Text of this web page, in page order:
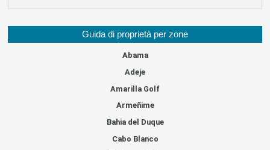
Guida di proprietà per zone
Abama
Adeje
Amarilla Golf
Armeñime
Bahia del Duque
Cabo Blanco